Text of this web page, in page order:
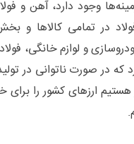
وجود دارد، آهن و
در تمامی کالا‌ها و
و لوازم خانگی،
که در صورت ناتوانی در
ارز‌های کشور را